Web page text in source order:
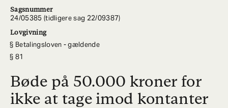
Sagsnummer
24/05385 (tidligere sag 22/09387)
Lovgivning
Betalingsloven - gældende
81
Bøde på 50.000 kroner for
ikke at tage imod kontanter